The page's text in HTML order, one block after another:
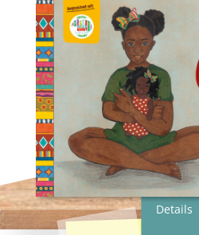
Genre:Bilderbuch
Typ:Gebunden
978-3-9820768-0-5
14.95 €
Erscheingsdatum:01.11.19
zum Shop
Details